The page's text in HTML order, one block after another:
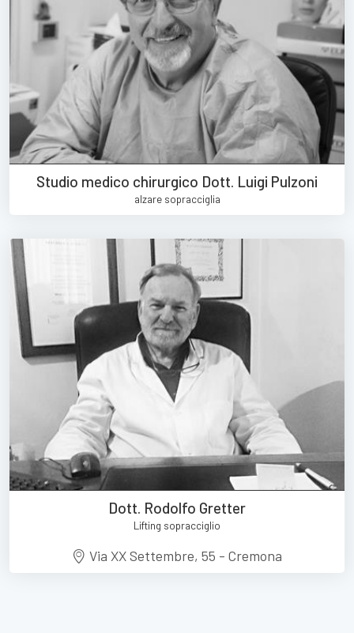
Studio medico chirurgico Dott. Luigi Pulzoni
alzare sopracciglia
Dott. Rodolfo Gretter
Lifting sopracciglio
Via XX Settembre, 55 - Cremona